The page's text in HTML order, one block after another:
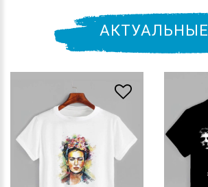
АКТУАЛЬНЫЕ